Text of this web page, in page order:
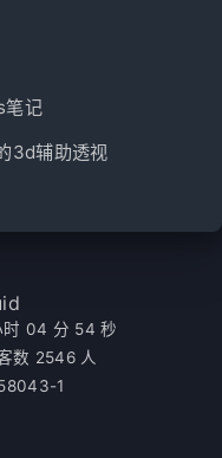
记
3d辅助透视
时 04 分 54 秒
数 2546人
1